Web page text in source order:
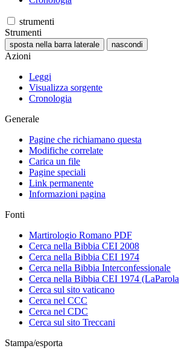
strumenti
Strumenti
sposta nella barra laterale nascondi
Azioni
Leggi
Visualizza sorgente
Cronologia
Generale
Pagine che richiamano questa
Modifiche correlate
Carica un file
Pagine speciali
Link permanente
Informazioni pagina
Fonti
Martirologio Romano PDF
Cerca nella Bibbia CEI 2008
Cerca nella Bibbia CEI 1974
Cerca nella Bibbia Interconfessionale
Cerca nella Bibbia CEI 1974
Cerca sul sito vaticano
Cerca nel CCC
Cerca nel CDC
Cerca sul sito Treccani
Stampa/esporta